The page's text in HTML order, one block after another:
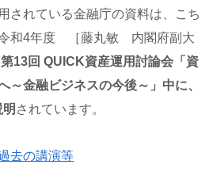
されている金融庁の資料は、こち
令和4年度 ［藤丸敏 内閣府副大
第13回 QUICK資産運用討論会「資
～金融ビジネスの今後～」中に、
されています。
去の講演等